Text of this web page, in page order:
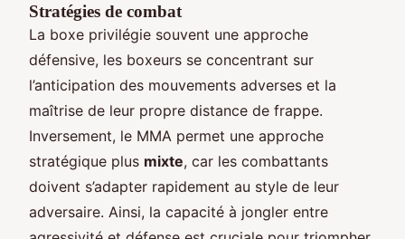
Stratégies de combat
La boxe privilégie souvent une approche
défensive, les boxeurs se concentrant sur
l’anticipation des mouvements adverses et la
maîtrise de leur propre distance de frappe.
Inversement, le MMA permet une approche
stratégique plus mixte, car les combattants
doivent s’adapter rapidement au style de leur
adversaire. Ainsi, la capacité à jongler entre